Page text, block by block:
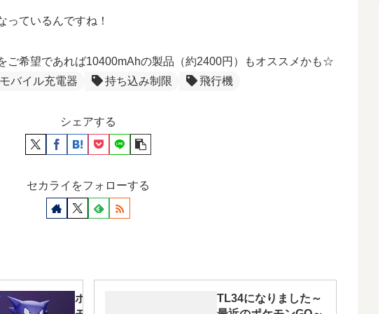
っているんですね！
ご希望であれば10400mAhの製品（約2400円）もオススメかも☆
モバイル充電器 持ち込み制限 飛行機
シェアする
セカライをフォローする
ポケ
TL34になりました～